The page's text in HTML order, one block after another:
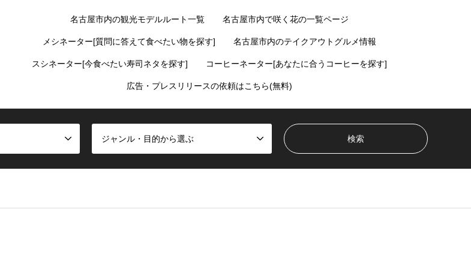
名古屋市内の観光モデルルート一覧 名古屋市内で咲く花の一覧ページ
メシネーター[質問に答えて食べたい物を探す] 名古屋市内のテイクアウトグルメ情報
スシネーター[今食べたい寿司ネタを探す] コーヒーネーター[あなたに合うコーヒーを探す]
広告・プレスリリースの依頼はこちら(無料)
ジャンル・目的から選ぶ